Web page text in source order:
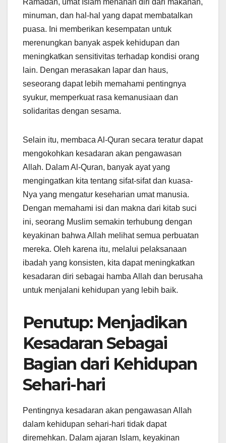
minuman, dan hal-hal yang dapat membatalkan
puasa. Ini memberikan kesempatan untuk
merenungkan banyak aspek kehidupan dan
meningkatkan sensitivitas terhadap kondisi orang
lain. Dengan merasakan lapar dan haus,
seseorang dapat lebih memahami pentingnya
syukur, memperkuat rasa kemanusiaan dan
solidaritas dengan sesama.
Selain itu, membaca Al-Quran secara teratur dapat
mengokohkan kesadaran akan pengawasan
Allah. Dalam Al-Quran, banyak ayat yang
mengingatkan kita tentang sifat-sifat dan kuasa-
Nya yang mengatur keseharian umat manusia.
Dengan memahami isi dan makna dari kitab suci
ini, seorang Muslim semakin terhubung dengan
keyakinan bahwa Allah melihat semua perbuatan
mereka. Oleh karena itu, melalui pelaksanaan
ibadah yang konsisten, kita dapat meningkatkan
kesadaran diri sebagai hamba Allah dan berusaha
untuk menjalani kehidupan yang lebih baik.
Penutup: Menjadikan
Kesadaran Sebagai
Bagian dari Kehidupan
Sehari-hari
Pentingnya kesadaran akan pengawasan Allah
dalam kehidupan sehari-hari tidak dapat
diremehkan. Dalam ajaran Islam, keyakinan